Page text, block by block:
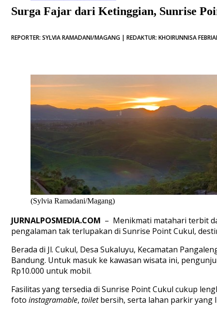
Surga Fajar dari Ketinggian, Sunrise
REPORTER: SYLVIA RAMADANI/MAGANG | REDAKTUR: KHOIRUNNISA
(Sylvia Ramadani/Magang)
JURNALPOSMEDIA.COM – Menikmati matahari terbit
pengalaman tak terlupakan di Sunrise Point Cukul,
Berada di Jl. Cukul, Desa Sukaluyu, Kecamatan
Bandung. Untuk masuk ke kawasan wisata ini,
Rp10.000 untuk mobil.
Fasilitas yang tersedia di Sunrise Point Cukul cukup
foto instagramable, toiletbersih, serta lahan parkir yang